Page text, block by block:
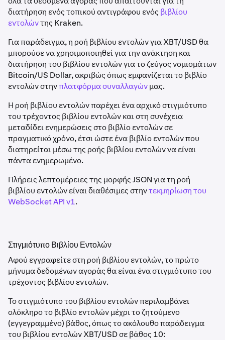
διατήρηση ενός τοπικού αντιγράφου ενός βιβλίου
εντολώντης Kraken.
Για παράδειγμα, η ροή βιβλίου εντολών για XBT/USD θα
μπορούσε να χρησιμοποιηθεί για την ανάκτηση και
διατήρηση του βιβλίου εντολών για το ζεύγος νομισμάτων
Bitcoin/US Dollar, ακριβώς όπως εμφανίζεται το βιβλίο
εντολών στηνπλατφόρμα συναλλαγώνμας.
Η ροή βιβλίου εντολών παρέχει ένα αρχικό στιγμιότυπο
του τρέχοντος βιβλίου εντολών και στη συνέχεια
μεταδίδει ενημερώσεις στο βιβλίο εντολών σε
πραγματικό χρόνο, έτσι ώστε ένα βιβλίο εντολών που
διατηρείται μέσω της ροής βιβλίου εντολών να είναι
πάντα ενημερωμένο.
Πλήρεις λεπτομέρειες της μορφής JSON για τη ροή
βιβλίου εντολών είναι διαθέσιμες στηντεκμηρίωση του
WebSocket API v1.
Στιγμιότυπο Βιβλίου Εντολών
Αφού εγγραφείτε στη ροή βιβλίου εντολών, το πρώτο
μήνυμα δεδομένων αγοράς θα είναι ένα στιγμιότυπο του
τρέχοντος βιβλίου εντολών.
Το στιγμιότυπο του βιβλίου εντολών περιλαμβάνει
ολόκληρο το βιβλίο εντολών μέχρι το ζητούμενο
(εγγεγραμμένο) βάθος, όπως το ακόλουθο παράδειγμα
του βιβλίου εντολών XBT/USD σε βάθος 10: